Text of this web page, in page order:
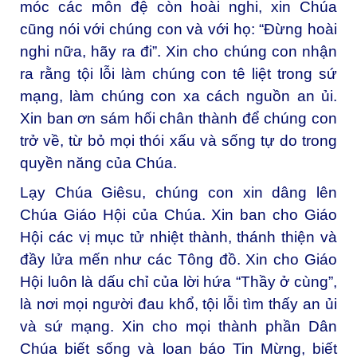
móc các môn đệ còn hoài nghi, xin Chúa
cũng nói với chúng con và với họ: “Đừng hoài
nghi nữa, hãy ra đi”. Xin cho chúng con nhận
ra rằng tội lỗi làm chúng con tê liệt trong sứ
mạng, làm chúng con xa cách nguồn an ủi.
Xin ban ơn sám hối chân thành để chúng con
trở về, từ bỏ mọi thói xấu và sống tự do trong
quyền năng của Chúa.
Lạy Chúa Giêsu, chúng con xin dâng lên
Chúa Giáo Hội của Chúa. Xin ban cho Giáo
Hội các vị mục tử nhiệt thành, thánh thiện và
đầy lửa mến như các Tông đồ. Xin cho Giáo
Hội luôn là dấu chỉ của lời hứa “Thầy ở cùng”,
là nơi mọi người đau khổ, tội lỗi tìm thấy an ủi
và sứ mạng. Xin cho mọi thành phần Dân
Chúa biết sống và loan báo Tin Mừng, biết